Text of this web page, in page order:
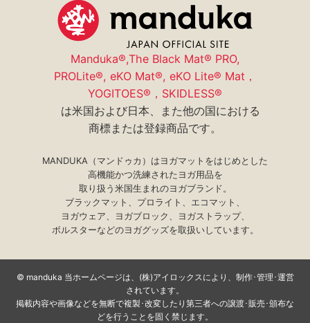
manduka mag
サイトマップ
プライバシーポリシー
Manduka®,The Black Mat® PRO,
PROLite®, eKO Mat®, eKO Lite® Mat，
YOGITOES®，SKIDLESS®
は米国および日本、また他の国における
商標または登録商品です。
MANDUKA（マンドゥカ）はヨガマットをはじめとした
高機能かつ洗練されたヨガ用品を
取り扱う米国生まれのヨガブランド。
ブラックマット、プロライト、エコマット、
ヨガウェア、ヨガブロック、ヨガストラップ、
ボルスターなどのヨガグッズを取扱いしています。
© manduka 当ホームページは、(株)アイロックスにより、制作･管理･運営
されています。
掲載内容や画像などを無断で複製･改変したり第三者への譲渡･販売･頒布な
どを行うことを固く禁じます。